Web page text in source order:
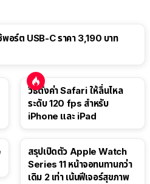
อร์ต USB-C ราคา 3,190 บาท
วิธีตั้งค่า Safari ให้ลื่นไหล
ระดับ 120 fps สำหรับ
iPhone และ iPad
สรุปเปิดตัว Apple Watch
Series 11 หน้าจอทนทานกว่า
เดิม 2 เท่า เน้นฟีเจอร์สุขภาพ